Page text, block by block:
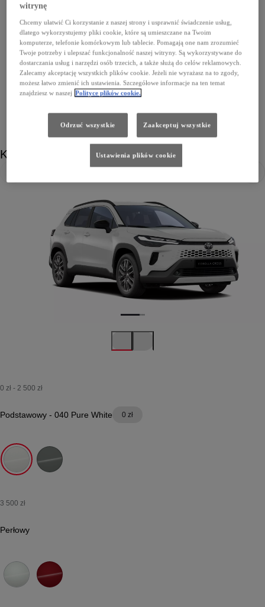
Emisja CO₂ (cykl mieszany, wartość minimalna) (g/km)
120 g/km
Dowiedz się więcej
176 900 zł
Kolor
0 zł - 2 500 zł
Podstawowy - 040 Pure White 0 zł
040 Pure White
3 500 zł
Perłowy
witrynę
Chcemy ułatwić Ci korzystanie z naszej strony i usprawnić świadczenie usług,
dlatego wykorzystujemy pliki cookie, które są umieszczane na Twoim
komputerze, telefonie komórkowym lub tablecie. Pomagają one nam zrozumieć
Twoje potrzeby i ulepszać funkcjonalność naszej witryny. Są wykorzystywane do
dostarczania usług i narzędzi osób trzecich, a także służą do celów reklamowych.
Zalecamy akceptację wszystkich plików cookie. Jeżeli nie wyrażasz na to zgody,
możesz łatwo zmienić ich ustawienia. Szczegółowe informacje na ten temat
znajdziesz w naszej Polityce plików cookie.
Odrzuć wszystkie Zaakceptuj wszystkie
Ustawienia plików cookie